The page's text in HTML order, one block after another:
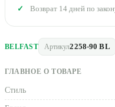
BELFAST Артикул2258-90 BL
ГЛАВНОЕ О ТОВАРЕ
Стиль
Возврат 14 дней по